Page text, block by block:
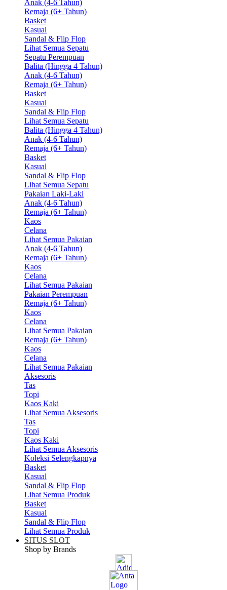
Anak (4-6 Tahun)
Remaja (6+ Tahun)
Basket
Kasual
Sandal & Flip Flop
Lihat Semua Sepatu
Sepatu Perempuan
Balita (Hingga 4 Tahun)
Anak (4-6 Tahun)
Remaja (6+ Tahun)
Basket
Kasual
Sandal & Flip Flop
Lihat Semua Sepatu
Balita (Hingga 4 Tahun)
Anak (4-6 Tahun)
Remaja (6+ Tahun)
Basket
Kasual
Sandal & Flip Flop
Lihat Semua Sepatu
Pakaian Laki-Laki
Anak (4-6 Tahun)
Remaja (6+ Tahun)
Kaos
Celana
Lihat Semua Pakaian
Anak (4-6 Tahun)
Remaja (6+ Tahun)
Kaos
Celana
Lihat Semua Pakaian
Pakaian Perempuan
Remaja (6+ Tahun)
Kaos
Celana
Lihat Semua Pakaian
Remaja (6+ Tahun)
Kaos
Celana
Lihat Semua Pakaian
Aksesoris
Tas
Topi
Kaos Kaki
Lihat Semua Aksesoris
Tas
Topi
Kaos Kaki
Lihat Semua Aksesoris
Koleksi Selengkapnya
Basket
Kasual
Sandal & Flip Flop
Lihat Semua Produk
Basket
Kasual
Sandal & Flip Flop
Lihat Semua Produk
SITUS SLOT
Shop by Brands